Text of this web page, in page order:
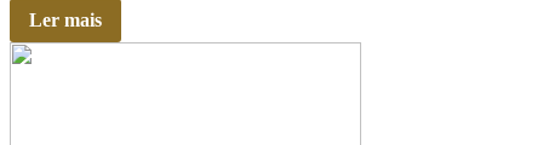
Ler mais